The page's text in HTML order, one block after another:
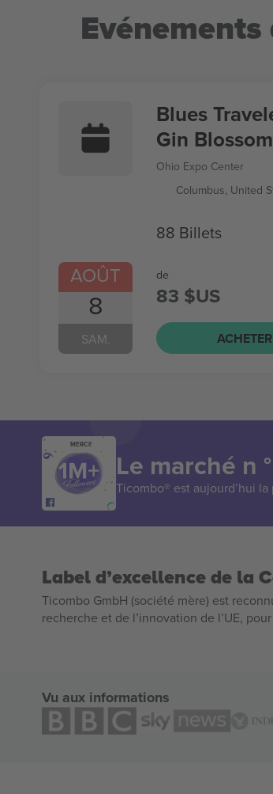
AOÛT
8
SAM.
Blues
Gin
Ohio Expo Center
Columbus, United
88 Billets
de
83 $US
ACHETER
MERCI!
Le marché n
Ticombo® est aujourd’hui
Label d’excellence de la
Ticombo GmbH (société mère) est
recherche et de l’innovation de l’UE,
Vu aux informations